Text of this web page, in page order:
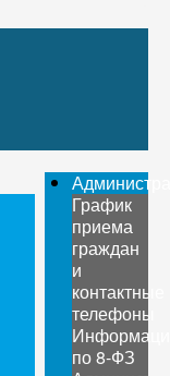
График
приема
граждан
и
контактные
телефоны
по 8-ФЗ